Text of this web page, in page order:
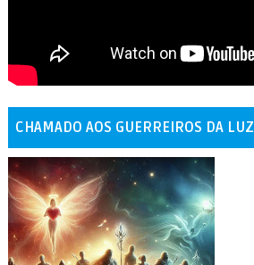
CHAMADO AOS GUERREIROS DA LUZ